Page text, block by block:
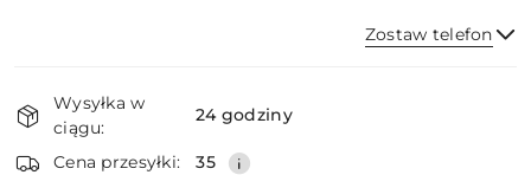
Zostaw telefon
i
dostawa
Wysyłka w
ciągu:
24 godziny
Cena przesyłki: 35